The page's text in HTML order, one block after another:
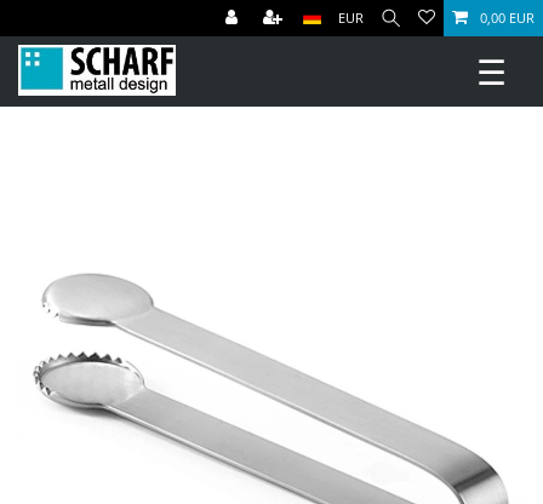
EUR 0,00 EUR
☰